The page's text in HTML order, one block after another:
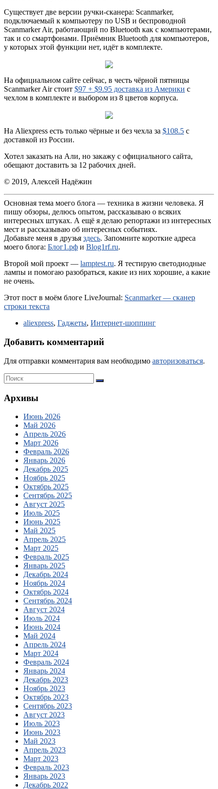
Существует две версии ручки-сканера: Scanmarker,
подключаемый к компьютеру по USB и беспроводной
Scanmarker Air, работающий по Bluetooth как с компьютерами,
так и со смартфонами. Приёмник Bluetooth для компьютеров,
у которых этой функции нет, идёт в комплекте.
На официальном сайте сейчас, в честь чёрной пятницы
Scanmarker Air стоит $97 + $9.95 доставка из Америки с
чехлом в комплекте и выбором из 8 цветов корпуса.
На Aliexpress есть только чёрные и без чехла за $108.5 с
доставкой из России.
Хотел заказать на Али, но закажу с официального сайта,
обещают доставить за 12 рабочих дней.
© 2019, Алексей Надёжин
Основная тема моего блога — техника в жизни человека. Я
пишу обзоры, делюсь опытом, рассказываю о всяких
интересных штуках. А ещё я делаю репортажи из интересных
мест и рассказываю об интересных событиях.
Добавьте меня в друзья здесь. Запомните короткие адреса
моего блога: Блог1.рф и Blog1rf.ru.
Второй мой проект — lamptest.ru. Я тестирую светодиодные
лампы и помогаю разобраться, какие из них хорошие, а какие
не очень.
Этот пост в моём блоге LiveJournal: Scanmarker — сканер
строки текста
aliexpress, Гаджеты, Интернет-шоппинг
Добавить комментарий
Для отправки комментария вам необходимо авторизоваться.
Архивы
Июнь 2026
Май 2026
Апрель 2026
Март 2026
Февраль 2026
Январь 2026
Декабрь 2025
Ноябрь 2025
Октябрь 2025
Сентябрь 2025
Август 2025
Июль 2025
Июнь 2025
Май 2025
Апрель 2025
Март 2025
Февраль 2025
Январь 2025
Декабрь 2024
Ноябрь 2024
Октябрь 2024
Сентябрь 2024
Август 2024
Июль 2024
Июнь 2024
Май 2024
Апрель 2024
Март 2024
Февраль 2024
Январь 2024
Декабрь 2023
Ноябрь 2023
Октябрь 2023
Сентябрь 2023
Август 2023
Июль 2023
Июнь 2023
Май 2023
Апрель 2023
Март 2023
Февраль 2023
Январь 2023
Декабрь 2022